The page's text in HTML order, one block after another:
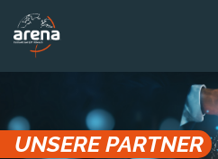
UNSERE PARTNER